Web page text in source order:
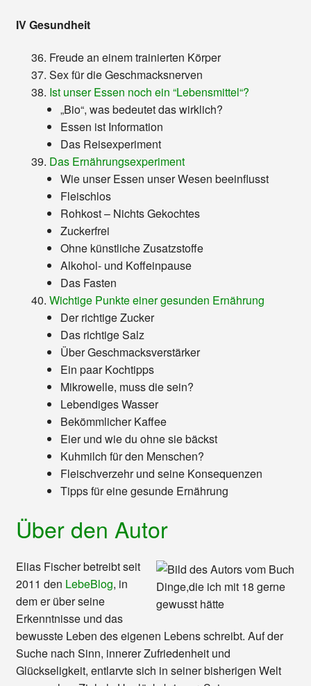
IV Gesundheit
Freude an einem trainierten Körper
Sex für die Geschmacksnerven
Ist unser Essen noch ein “Lebensmittel“?
„Bio“, was bedeutet das wirklich?
Essen ist Information
Das Reisexperiment
Das Ernährungsexperiment
Wie unser Essen unser Wesen beeinflusst
Fleischlos
Rohkost – Nichts Gekochtes
Zuckerfrei
Ohne künstliche Zusatzstoffe
Alkohol- und Koffeinpause
Das Fasten
Wichtige Punkte einer gesunden Ernährung
Der richtige Zucker
Das richtige Salz
Über Geschmacksverstärker
Ein paar Kochtipps
Mikrowelle, muss die sein?
Lebendiges Wasser
Bekömmlicher Kaffee
Eier und wie du ohne sie bäckst
Kuhmilch für den Menschen?
Fleischverzehr und seine Konsequenzen
Tipps für eine gesunde Ernährung
Über den Autor
Elias Fischer betreibt seit
2011 den LebeBlog, in
dem er über seine
Erkenntnisse und das
bewusste Leben des eigenen Lebens schreibt. Auf der
Suche nach Sinn, innerer Zufriedenheit und
Glückseligkeit, entlarvte sich in seiner bisherigen Welt